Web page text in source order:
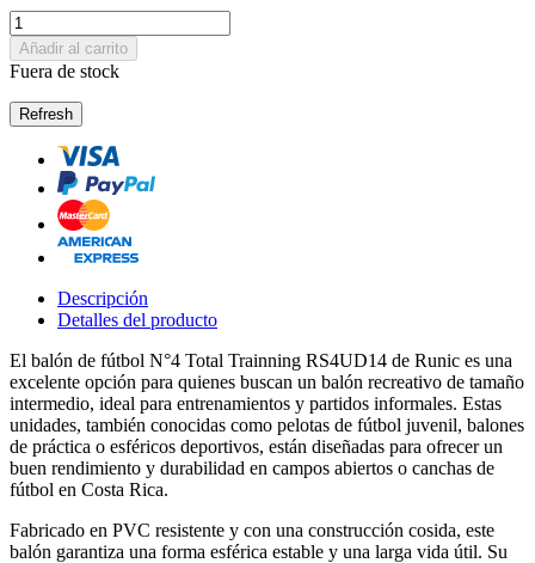
Añadir al carrito
Fuera de stock
Descripción
Detalles del producto
El balón de fútbol N°4 Total Trainning RS4UD14 de Runic es una
excelente opción para quienes buscan un balón recreativo de tamaño
intermedio, ideal para entrenamientos y partidos informales. Estas
unidades, también conocidas como pelotas de fútbol juvenil, balones
de práctica o esféricos deportivos, están diseñadas para ofrecer un
buen rendimiento y durabilidad en campos abiertos o canchas de
fútbol en Costa Rica.
Fabricado en PVC resistente y con una construcción cosida, este
balón garantiza una forma esférica estable y una larga vida útil. Su